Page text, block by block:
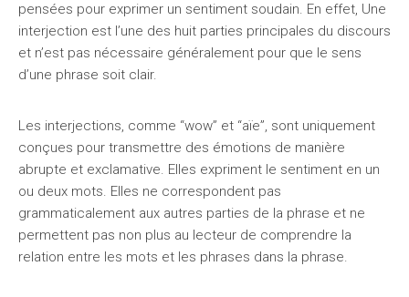
pensées pour exprimer un sentiment soudain. En effet, Une
interjection est l’une des huit parties principales du discours
et n’est pas nécessaire généralement pour que le sens
d’une phrase soit clair.
Les interjections, comme “wow” et “aïe”, sont uniquement
conçues pour transmettre des émotions de manière
abrupte et exclamative. Elles expriment le sentiment en un
ou deux mots. Elles ne correspondent pas
grammaticalement aux autres parties de la phrase et ne
permettent pas non plus au lecteur de comprendre la
relation entre les mots et les phrases dans la phrase.